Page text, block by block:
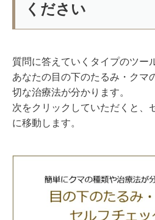
ください
質問に答えていくタイプのツー
あなたの目の下のたるみ・クマ
切な治療法が分かります。
次をクリックしていただくと、
に移動します。